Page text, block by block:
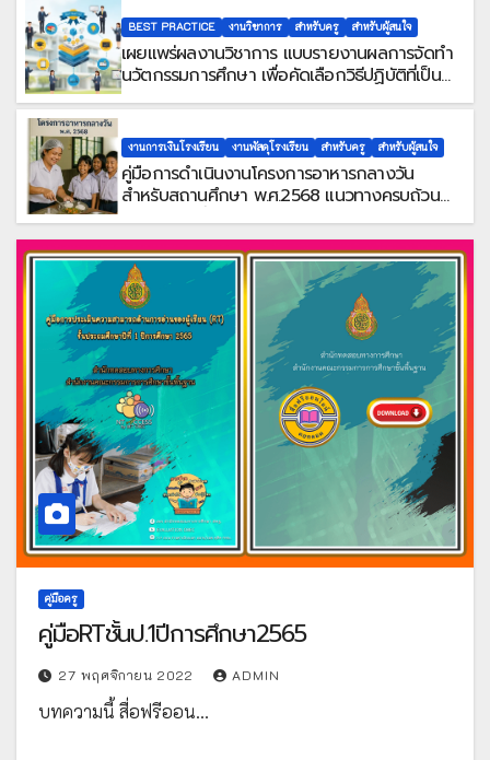
BEST PRACTICE งานวิชาการ สำหรับครู สำหรับผู้สนใจ
เผยแพร่ผลงานวิชาการ แบบรายงานผลการจัดทำ
นวัตกรรมการศึกษา เพื่อคัดเลือกวิธีปฏิบัติที่เป็น
เลิศ
งานการเงินโรงเรียน งานพัสดุโรงเรียน สำหรับครู สำหรับผู้สนใจ
คู่มือการดำเนินงานโครงการอาหารกลางวัน
สำหรับสถานศึกษา พ.ศ.2568 แนวทางครบถ้วนสู่
การจัดการที่มีประสิทธิภาพ
คู่มือครู
คู่มือRTชั้นป.1ปีการศึกษา2565
27 พฤศจิกายน 2022 ADMIN
บทความนี้ สื่อฟรีออน…